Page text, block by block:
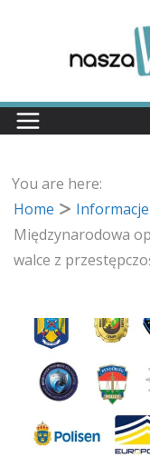
You are here:
Home
Międzynarodowa
walce z